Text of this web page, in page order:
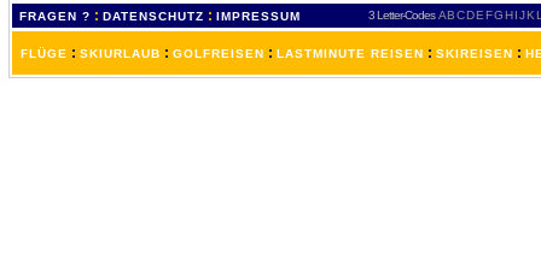
FRAGEN ? : DATENSCHUTZ : IMPRESSUM 3 Letter-Codes ABCDEFGH IJKL
FLÜGE : SKIURLAUB : GOLFREISEN : LASTMINUTE REISEN : SKIREISEN :